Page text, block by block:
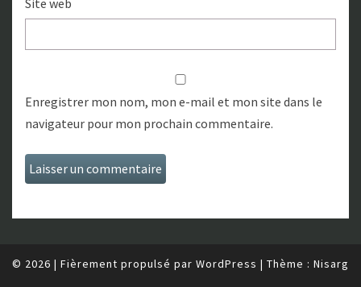
Enregistrer mon nom, mon e-mail et mon site dans le
navigateur pour mon prochain commentaire.
© 2026 | Fièrement propulsé par WordPress | Thème : Nisarg